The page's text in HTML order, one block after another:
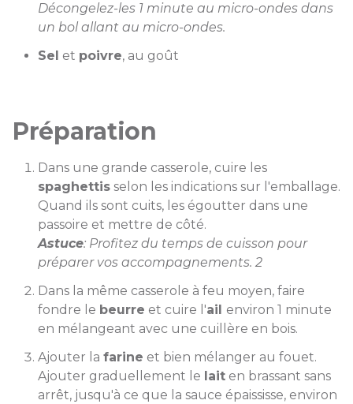
Décongelez-les 1 minute au micro-ondes dans
un bol allant au micro-ondes.
Sel et poivre, au goût
Préparation
Dans une grande casserole, cuire les
spaghettis selon les indications sur l'emballage.
Quand ils sont cuits, les égoutter dans une
passoire et mettre de côté.
Astuce: Profitez du temps de cuisson pour
préparer vos accompagnements. 2
Dans la même casserole à feu moyen, faire
fondre le beurre et cuire l'ail environ 1 minute
en mélangeant avec une cuillère en bois.
Ajouter la farine et bien mélanger au fouet.
Ajouter graduellement le lait en brassant sans
arrêt, jusqu'à ce que la sauce épaississe, environ